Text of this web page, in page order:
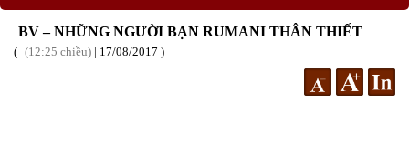
BV – NHỮNG NGƯỜI BẠN RUMANI THÂN THIẾT
12:25 chiều | 17/08/2017